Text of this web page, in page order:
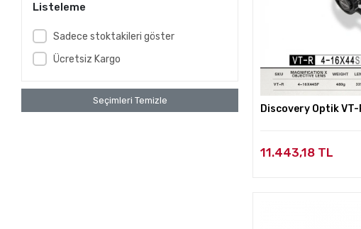
Listeleme
Sadece stoktakileri göster
Ücretsiz Kargo
Seçimleri Temizle
Discovery Optik
11.443,18 TL